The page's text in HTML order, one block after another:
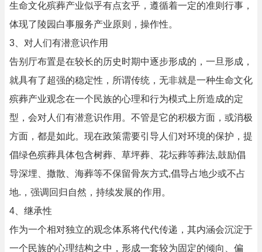
生命文化殡葬产业似乎有点玄乎，遵循着一定的准则行事，
体现了陵园白事服务产业原则，操作性。
3、对人们有潜意识作用
告别厅布置是在较长的历史时期中逐步形成的，一旦形成，
就具有了超强的稳定性，所谓传统，无非就是一种生命文化
殡葬产业观念在一个民族的心理和行为模式上所造成的定
型，会对人们有潜意识作用。不管是它的积极方面，或消极
方面，都是如此。现在政策需要引导人们对环境的保护，提
倡绿色殡葬具体包含树葬、草坪葬、花坛葬等葬法,鼓励倡
导深埋、撒散、海葬等不保留骨灰方式,倡导占地少或不占
地.，强调回归自然，持续发展的作用。
4、继承性
作为一个相对独立的观念体系将代代传递，其内涵会沉淀于
一个民族的心理结构之中，形成一套较为固定的倾向、偏